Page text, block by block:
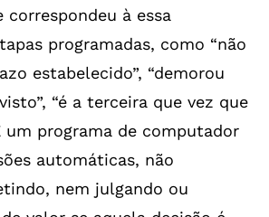
à essa
programadas, como “não
estabelecido”, “demorou
“é a terceira que vez que
um programa de computador
automáticas, não
nem julgando ou